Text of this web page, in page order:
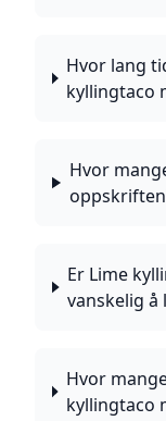
Hvor lang
kyllingtaco
Hvor
Er Lime
vanskelig å
Hvor
kyllingtaco